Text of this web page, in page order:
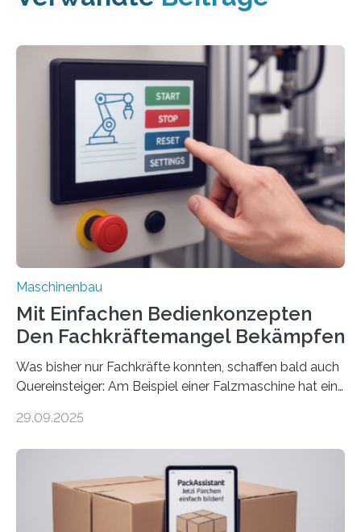
Maschinenbau
Mit Einfachen Bedienkonzepten
Den Fachkräftemangel Bekämpfen
Was bisher nur Fachkräfte konnten, schaffen bald auch
Quereinsteiger: Am Beispiel einer Falzmaschine hat ein
Mensch-Maschine-Schnittstelle so sehr vereinfacht,
Die zugrunde liegende Methodik lässt sich auf alle
anderen Maschinen übertragen. Eine Falzmaschine
umzurüsten ist ein Job für echte Profis. Eine solche
Maschine faltet in Druckereien Broschüren, Prospekte,
29.09.2025